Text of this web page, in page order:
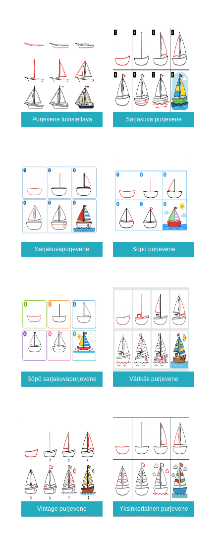
Purjevene tulostettava Sarjakuva purjevene
Sarjakuvapurjevene Söpö purjevene
Söpö sarjakuvapurjevene Värikäs purjevene
Vintage purjevene Yksinkertainen purjevene